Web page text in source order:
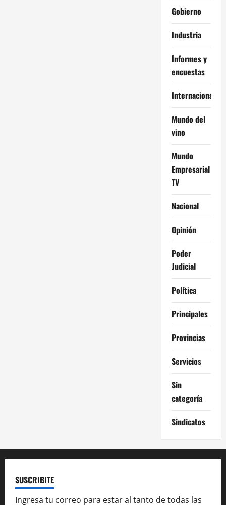
Gobierno
Industria
Informes y
encuestas
Internacional
Mundo del
vino
Mundo
Empresarial
TV
Nacional
Opinión
Poder
Judicial
Política
Principales
Provincias
Servicios
Sin
categoría
Sindicatos
SUSCRIBITE
Ingresa tu correo para estar al tanto de todas las